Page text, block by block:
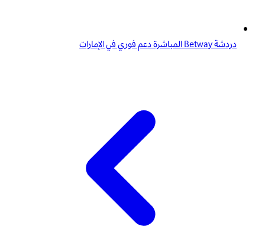
دردشة Betway المباشرة دعم فوري في الإمارات